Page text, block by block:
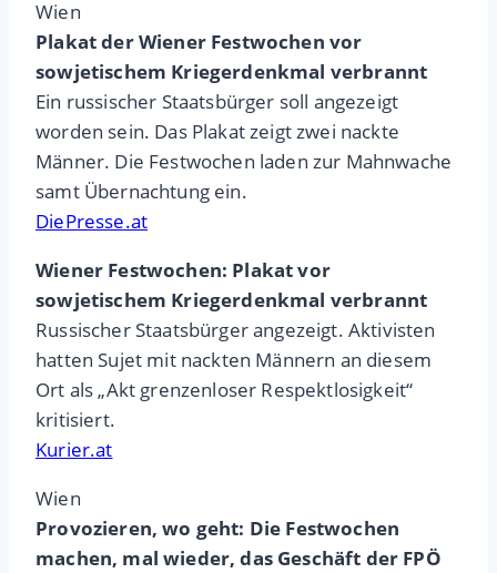
Wien
Plakat der Wiener Festwochen vor
sowjetischem Kriegerdenkmal verbrannt
Ein russischer Staatsbürger soll angezeigt
worden sein. Das Plakat zeigt zwei nackte
Männer. Die Festwochen laden zur Mahnwache
samt Übernachtung ein.
DiePresse.at
Wiener Festwochen: Plakat vor
sowjetischem Kriegerdenkmal verbrannt
Russischer Staatsbürger angezeigt. Aktivisten
hatten Sujet mit nackten Männern an diesem
Ort als „Akt grenzenloser Respektlosigkeit“
kritisiert.
Kurier.at
Wien
Provozieren, wo geht: Die Festwochen
machen, mal wieder, das Geschäft der FPÖ